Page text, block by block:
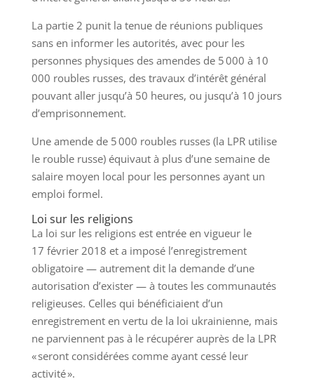
La partie 2 punit la tenue de réunions publiques
sans en informer les autorités, avec pour les
personnes physiques des amendes de 5 000 à 10
000 roubles russes, des travaux d’intérêt général
pouvant aller jusqu’à 50 heures, ou jusqu’à 10 jours
d’emprisonnement.
Une amende de 5 000 roubles russes (la LPR utilise
le rouble russe) équivaut à plus d’une semaine de
salaire moyen local pour les personnes ayant un
emploi formel.
Loi sur les religions
La loi sur les religions est entrée en vigueur le
17 février 2018 et a imposé l’enregistrement
obligatoire — autrement dit la demande d’une
autorisation d’exister — à toutes les communautés
religieuses. Celles qui bénéficiaient d’un
enregistrement en vertu de la loi ukrainienne, mais
ne parviennent pas à le récupérer auprès de la LPR
« seront considérées comme ayant cessé leur
activité ».